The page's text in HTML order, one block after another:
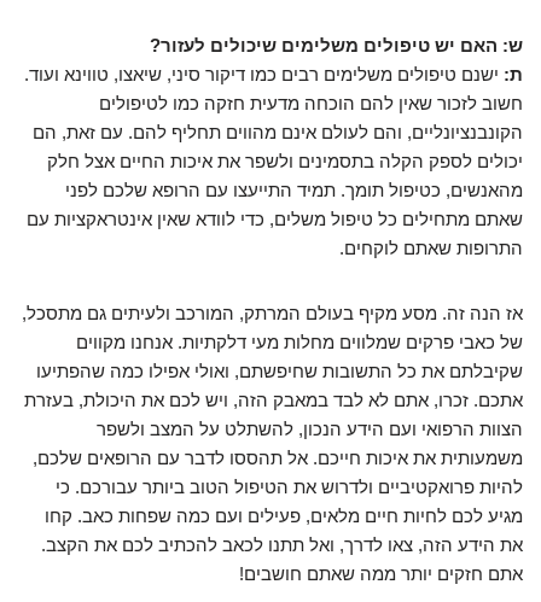
ש: האם יש טיפולים משלימים שיכולים לעזור?
ת: ישנם טיפולים משלימים רבים כמו דיקור סיני, שיאצו, טווינא ועוד.
חשוב לזכור שאין להם הוכחה מדעית חזקה כמו לטיפולים
הקונבנציונליים, והם לעולם אינם מהווים תחליף להם. עם זאת, הם
יכולים לספק הקלה בתסמינים ולשפר את איכות החיים אצל חלק
מהאנשים, כטיפול תומך. תמיד התייעצו עם הרופא שלכם לפני
שאתם מתחילים כל טיפול משלים, כדי לוודא שאין אינטראקציות עם
התרופות שאתם לוקחים.
אז הנה זה. מסע מקיף בעולם המרתק, המורכב ולעיתים גם מתסכל,
של כאבי פרקים שמלווים מחלות מעי דלקתיות. אנחנו מקווים
שקיבלתם את כל התשובות שחיפשתם, ואולי אפילו כמה שהפתיעו
אתכם. זכרו, אתם לא לבד במאבק הזה, ויש לכם את היכולת, בעזרת
הצוות הרפואי ועם הידע הנכון, להשתלט על המצב ולשפר
משמעותית את איכות חייכם. אל תהססו לדבר עם הרופאים שלכם,
להיות פרואקטיביים ולדרוש את הטיפול הטוב ביותר עבורכם. כי
מגיע לכם לחיות חיים מלאים, פעילים ועם כמה שפחות כאב. קחו
את הידע הזה, צאו לדרך, ואל תתנו לכאב להכתיב לכם את הקצב.
אתם חזקים יותר ממה שאתם חושבים!